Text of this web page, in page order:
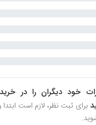
خود دیگران را در خرید
برای ثبت نظر، لازم است